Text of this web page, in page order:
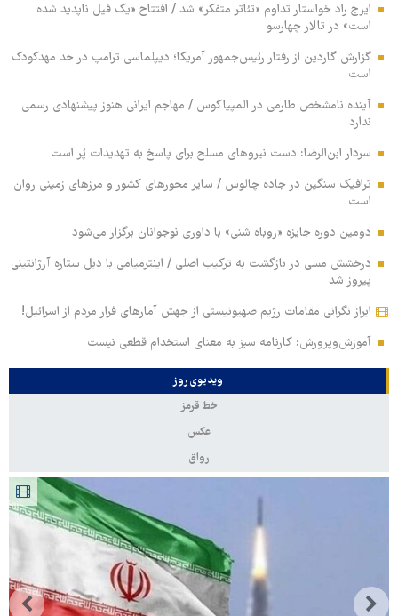
ایرج راد خواستار تداوم «تئاتر متفکر» شد / افتتاح «یک فیل ناپدید شده
است» در تالار چهارسو
گزارش گاردین از رفتار رئیس‌جمهور آمریکا؛ دیپلماسی ترامپ در حد مهدکودک
است
آینده نامشخص طارمی در المپیاکوس / مهاجم ایرانی هنوز پیشنهادی رسمی
ندارد
سردار ابن‌الرضا: دست نیروهای مسلح برای پاسخ به تهدیدات پُر است
ترافیک سنگین در جاده چالوس / سایر محورهای کشور و مرزهای زمینی روان
است
دومین دوره جایزه «روباه شنی» با داوری نوجوانان برگزار می‌شود
درخشش مسی در بازگشت به ترکیب اصلی / اینترمیامی با دبل ستاره آرژانتینی
پیروز شد
ابراز نگرانی مقامات رژیم صهیونیستی از جهش آمارهای فرار مردم از اسرائیل!
آموزش‌وپرورش: کارنامه سبز به معنای استخدام قطعی نیست
ویدیوی روز
خط قرمز
عکس
رواق